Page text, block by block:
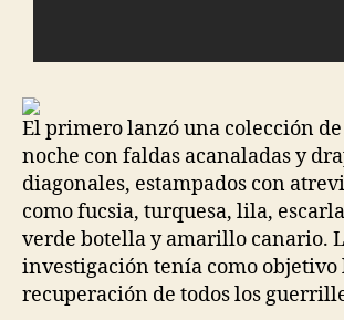
El primero lanzó una colección de
noche con faldas acanaladas y
diagonales, estampados con
como fucsia, turquesa, lila,
verde botella y amarillo canario.
investigación tenía como objetivo
recuperación de todos los